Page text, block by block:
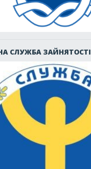
СЛУЖБА ЗАЙНЯТОСТІ